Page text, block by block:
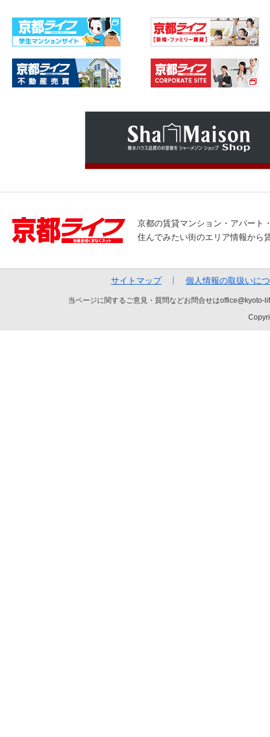
京都の賃貸マンション・アパート
住んでみたい街のエリア情報から
サイトマップ 個人情報の取扱いに
当ページに関するご意見・質問などお問合せは